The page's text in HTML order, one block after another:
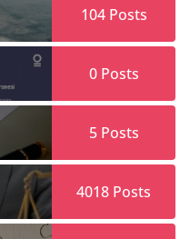
104Posts
0Posts
5Posts
4018 Posts